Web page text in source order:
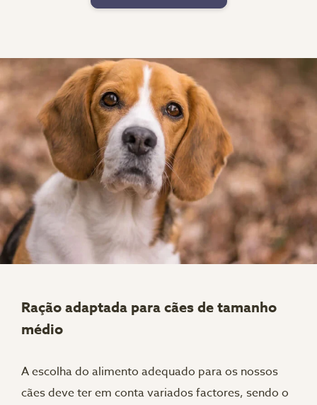
Ração adaptada para cães de tamanho
médio
A escolha do alimento adequado para os nossos
cães deve ter em conta variados factores, sendo o